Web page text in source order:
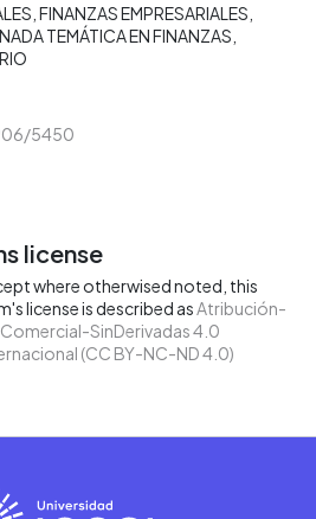
FINANZAS EMPRESARIALES
TEMÁTICA EN FINANZAS
5450
license
where otherwised noted, this
license is described asAtribución-
SinDerivadas 4.0
(CC BY-NC-ND 4.0)